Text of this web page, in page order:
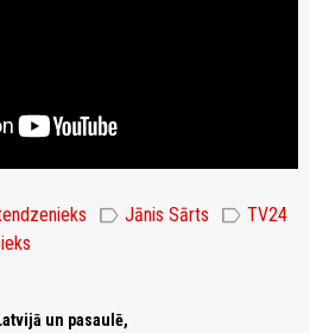
label Jānis Sārts label TV24
un pasaulē,